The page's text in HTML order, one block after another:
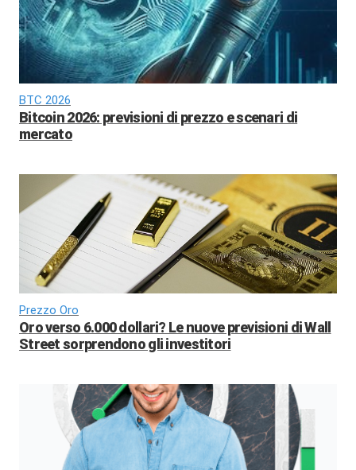
BTC 2026
Bitcoin 2026: previsioni di prezzo e scenari di
mercato
Prezzo Oro
Oro verso 6.000 dollari? Le nuove previsioni di Wall
Street sorprendono gli investitori